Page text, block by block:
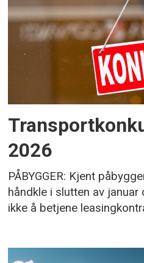
2026
PÅBYGGER: Kjent
håndkle i slutten av
ikke å betjene